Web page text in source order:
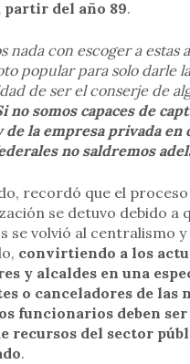
partir del año 89.
nada con escoger a estas
popular para solo darle la
de ser el conserje de
no somos capaces de
de la empresa privada en
no saldremos
recordó que el
se detuvo debido a
se volvió al centralismo
convirtiendo a los
y alcaldes en una
o canceladores de las
funcionarios deben
recursos del sector
.